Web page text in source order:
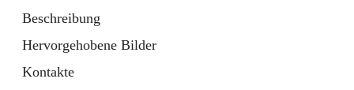
Beschreibung
Hervorgehobene Bilder
Kontakte